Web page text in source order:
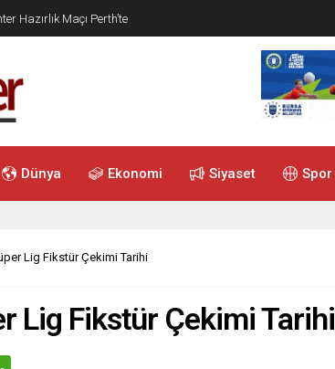
Hazırlık Maçı Perth’te
Dünya Ekonomi Siyaset Spor
Lig Fikstür Çekimi Tarihi
Lig Fikstür Çekimi Tarihi